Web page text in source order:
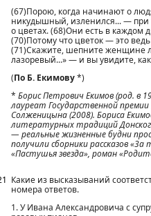
(67)Порою, когда начинают о
никудышный, изленился... — при
о цветах. (68)Они есть в каждом
(70)Потому что цветок — это
(71)Скажите, шепните женщине
лазоревый...» — и вы увидите,
(По Б. Екимову*)
* Борис Петрович Екимов (род. в
лауреат Государственной
Солженицына (2008). Бориса
литературных традиций
— реальные жизненные будни
получили сборники рассказов
«Пастушья звезда», роман
Какие из высказываний
номера ответов.
1. У Ивана Александровича с